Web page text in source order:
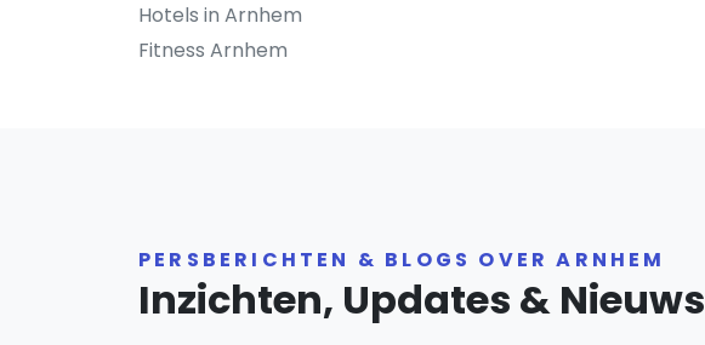
Hotels in Arnhem
Fitness Arnhem
PERSBERICHTEN & BLOGS OVER ARNHEM
Inzichten, Updates & Nieuws